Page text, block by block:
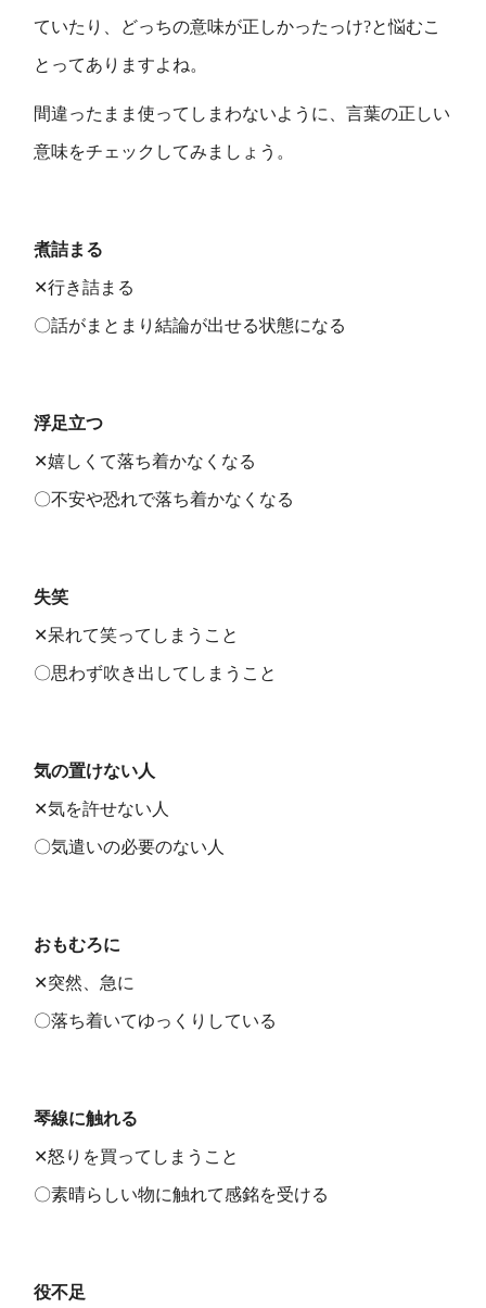
ていたり、どっちの意味が正しかったっけ?と悩むこ
とってありますよね。
間違ったまま使ってしまわないように、言葉の正しい
意味をチェックしてみましょう。
煮詰まる
✕行き詰まる
〇話がまとまり結論が出せる状態になる
浮足立つ
✕嬉しくて落ち着かなくなる
〇不安や恐れで落ち着かなくなる
失笑
✕呆れて笑ってしまうこと
〇思わず吹き出してしまうこと
気の置けない人
✕気を許せない人
〇気遣いの必要のない人
おもむろに
✕突然、急に
〇落ち着いてゆっくりしている
琴線に触れる
✕怒りを買ってしまうこと
〇素晴らしい物に触れて感銘を受ける
役不足